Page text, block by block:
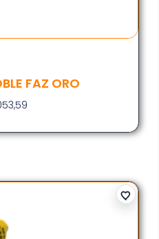
FAZ ORO